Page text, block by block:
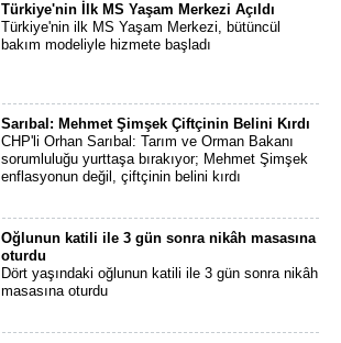
Türkiye'nin İlk MS Yaşam Merkezi Açıldı
Türkiye'nin ilk MS Yaşam Merkezi, bütüncül
bakım modeliyle hizmete başladı
Sarıbal: Mehmet Şimşek Çiftçinin Belini Kırdı
CHP'li Orhan Sarıbal: Tarım ve Orman Bakanı
sorumluluğu yurttaşa bırakıyor; Mehmet Şimşek
enflasyonun değil, çiftçinin belini kırdı
Oğlunun katili ile 3 gün sonra nikâh masasına
oturdu
Dört yaşındaki oğlunun katili ile 3 gün sonra nikâh
masasına oturdu